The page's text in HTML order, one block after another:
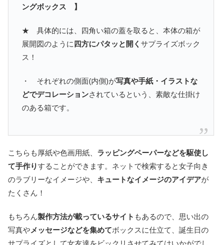
ングボックス 】
★ 具体的には、四角い箱の蓋を取ると、本体の箱が
展開図のように 四方にパタッと開く サプライズボック
ス！
・ それぞれの側面(内側)が写真や手紙・イラストな
どでデコレーションされているという、素敵な仕掛け
のある箱です。
こちらも厚紙や色画用紙、 ラッピングペーパーなどを駆使し
て手作りすることができます。ネットで検索すると女子向き
のラブリーなイメージや、 キュートなイメージのアイデアが
たくさん！
もちろん製作方法が載っているサイト もあるので、思い出の
写真やメッセージなどを集めてボックスに仕立て、誕生日の